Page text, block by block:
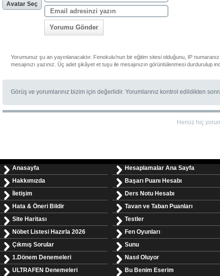
Avatar Seç
Yorumu Gönder
Yorumunuz şu an yayınlanacaktır. Fenokulu'nun bir eğitim sitesi olduğunu, IP
mesajınızı yazınız. Üç adet şikâyet et tuşu ile mesajınızın görüntülenmesi durdurulup
Görüş ve yorumlarınız bizim için değerlidir. Yorumlarınız kontrol edildikten
Henüz hiç
Anasayfa
Hakkımızda
İletişim
Hata & Öneri Bildir
Site Haritası
Nöbet Listesi Hazırla 2026
Çıkmış Sorular
1.Dönem Denemeleri
ULTRAFEN Denemeleri
Hesaplamalar Ana Sayfa
Başarı Puanı Hesabı
Ders Notu Hesabı
Tavan ve Taban Puanları
Testler
Fen Oyunları
Sunu
Nasıl Oluyor
Bu Benim Eserim